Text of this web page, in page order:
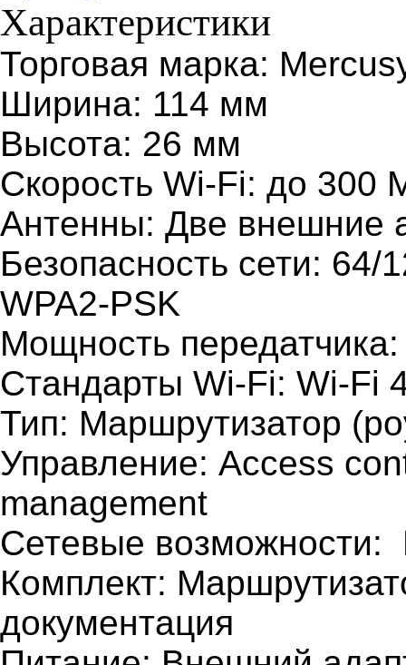
Характеристики
Торговая марка:
Ширина: 114 мм
Высота: 26 мм
Скорость Wi-Fi: до 300
Антенны: Две внешние
Безопасность сети: 64/
WPA2-PSK
Мощность
Стандарты Wi-Fi: Wi-Fi
Тип: Маршрутизатор
Управление: Access
management
Сетевые возможности:
Комплект:
документация